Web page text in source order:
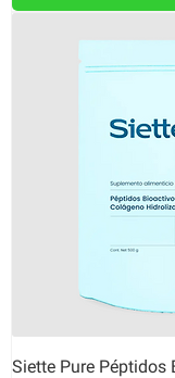
Siette Pure Péptidos